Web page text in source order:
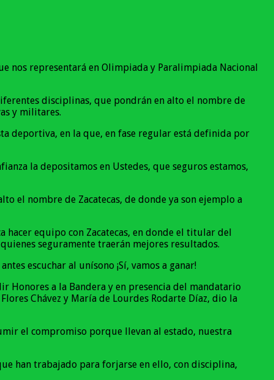
nos representará en Olimpiada y Paralimpiada Nacional
disciplinas, que pondrán en alto el nombre de
y militares.
deportiva, en la que, en fase regular está definida por
la depositamos en Ustedes, que seguros estamos,
el nombre de Zacatecas, de donde ya son ejemplo a
equipo con Zacatecas, en donde el titular del
seguramente traerán mejores resultados.
escuchar al unísono ¡Sí, vamos a ganar!
Honores a la Bandera y en presencia del mandatario
Chávez y María de Lourdes Rodarte Díaz, dio la
el compromiso porque llevan al estado, nuestra
han trabajado para forjarse en ello, con disciplina,